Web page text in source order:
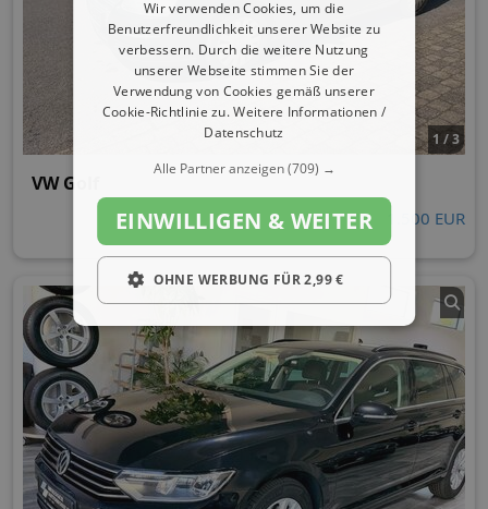
1 / 3
VW Golf
1.500 EUR
Wir verwenden Cookies, um die
Benutzerfreundlichkeit unserer Website zu
verbessern. Durch die weitere Nutzung
unserer Webseite stimmen Sie der
Verwendung von Cookies gemäß unserer
Cookie-Richtlinie zu.Weitere Informationen /
Datenschutz
Alle Partner anzeigen(709) →
EINWILLIGEN & WEITER
OHNE WERBUNG FÜR 2,99 €